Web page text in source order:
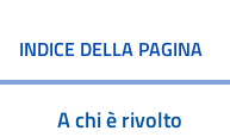
INDICE DELLA PAGINA
A chi è rivolto